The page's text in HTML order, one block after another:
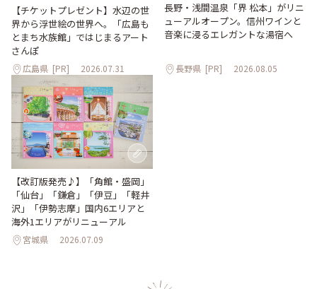
【チケットプレゼント】水辺の世
界から浮世絵の世界へ。「広島も
とまち水族館」ではじまるアート
さんぽ
広島県 [PR] 2026.07.31
長野・浅間温泉「界 松本」がリニ
ューアルオープン。信州ワインと
音楽に浸るエレガントな湯宿へ
長野県 [PR] 2026.08.05
【改訂版発売♪】「角館・盛岡」
「仙台」「鎌倉」「伊豆」「軽井
沢」「伊勢志摩」国内6エリアと
海外1エリアがリニューアル
宮城県 2026.07.09